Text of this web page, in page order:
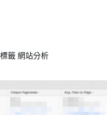
標籤 網站分析